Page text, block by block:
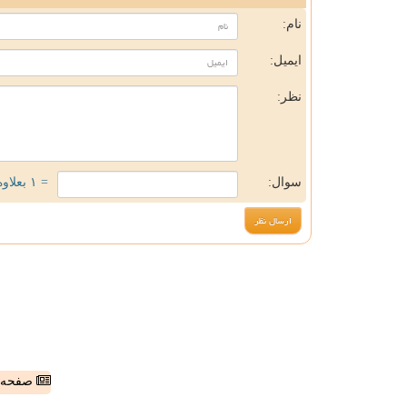
نام:
ایمیل:
نظر:
سوال: = ۱ بعلاوه ۱
صفحه